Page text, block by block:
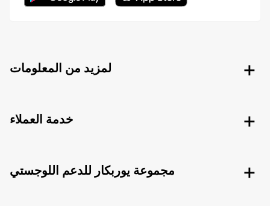
لمزيد من المعلومات
خدمة العملاء
مجموعة يوربكار للدعم اللوجستي